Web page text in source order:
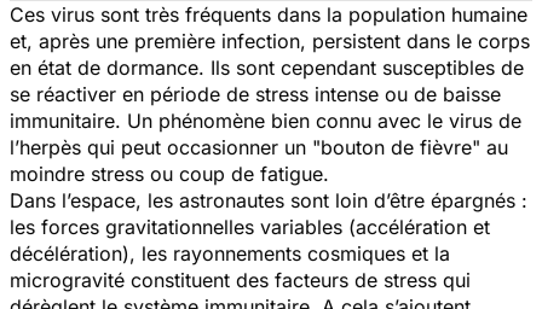
Ces virus sont très fréquents dans la population humaine
et, après une première infection, persistent dans le corps
en état de dormance. Ils sont cependant susceptibles de
se réactiver en période de stress intense ou de baisse
immunitaire. Un phénomène bien connu avec le virus de
l’herpès qui peut occasionner un "bouton de fièvre" au
moindre stress ou coup de fatigue.
Dans l’espace, les astronautes sont loin d’être épargnés :
les forces gravitationnelles variables (accélération et
décélération), les rayonnements cosmiques et la
microgravité constituent des facteurs de stress qui